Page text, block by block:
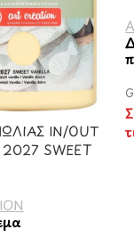
IN/OUT
SWEET